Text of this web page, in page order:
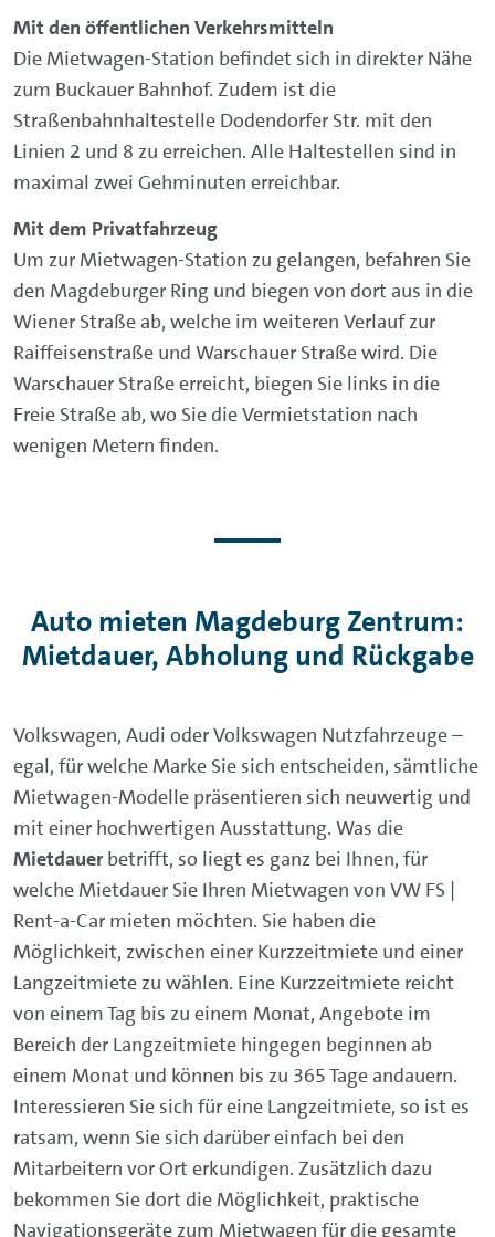
Mit den öffentlichen Verkehrsmitteln
Die Mietwagen-Station befindet sich in direkter Nähe
zum Buckauer Bahnhof. Zudem ist die
Straßenbahnhaltestelle Dodendorfer Str. mit den
Linien 2 und 8 zu erreichen. Alle Haltestellen sind in
maximal zwei Gehminuten erreichbar.
Mit dem Privatfahrzeug
Um zur Mietwagen-Station zu gelangen, befahren Sie
den Magdeburger Ring und biegen von dort aus in die
Wiener Straße ab, welche im weiteren Verlauf zur
Raiffeisenstraße und Warschauer Straße wird. Die
Warschauer Straße erreicht, biegen Sie links in die
Freie Straße ab, wo Sie die Vermietstation nach
wenigen Metern finden.
Auto mieten Magdeburg Zentrum:
Mietdauer, Abholung und Rückgabe
Volkswagen, Audi oder Volkswagen Nutzfahrzeuge –
egal, für welche Marke Sie sich entscheiden, sämtliche
Mietwagen-Modelle präsentieren sich neuwertig und
mit einer hochwertigen Ausstattung. Was die
Mietdauer betrifft, so liegt es ganz bei Ihnen, für
welche Mietdauer Sie Ihren Mietwagen von VW FS |
Rent-a-Car mieten möchten. Sie haben die
Möglichkeit, zwischen einer Kurzzeitmiete und einer
Langzeitmiete zu wählen. Eine Kurzzeitmiete reicht
von einem Tag bis zu einem Monat, Angebote im
Bereich der Langzeitmiete hingegen beginnen ab
einem Monat und können bis zu 365 Tage andauern.
Interessieren Sie sich für eine Langzeitmiete, so ist es
ratsam, wenn Sie sich darüber einfach bei den
Mitarbeitern vor Ort erkundigen. Zusätzlich dazu
bekommen Sie dort die Möglichkeit, praktische
Navigationsgeräte zum Mietwagen für die gesamte